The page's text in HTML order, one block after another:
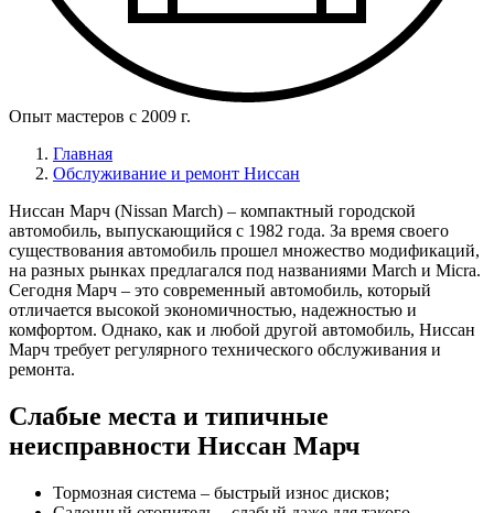
Опыт мастеров с 2009 г.
Главная
Обслуживание и ремонт Ниссан
Ниссан Марч (Nissan March) – компактный городской
автомобиль, выпускающийся с 1982 года. За время своего
существования автомобиль прошел множество модификаций,
на разных рынках предлагался под названиями March и Micra.
Сегодня Марч – это современный автомобиль, который
отличается высокой экономичностью, надежностью и
комфортом. Однако, как и любой другой автомобиль, Ниссан
Марч требует регулярного технического обслуживания и
ремонта.
Слабые места и типичные
неисправности Ниссан Марч
Тормозная система – быстрый износ дисков;